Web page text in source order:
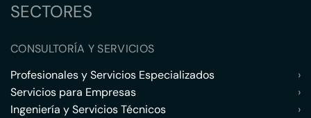
SECTORES
CONSULTORÍA Y SERVICIOS
Profesionales y Servicios Especializados
›
Servicios para Empresas
›
Ingeniería y Servicios Técnicos
›